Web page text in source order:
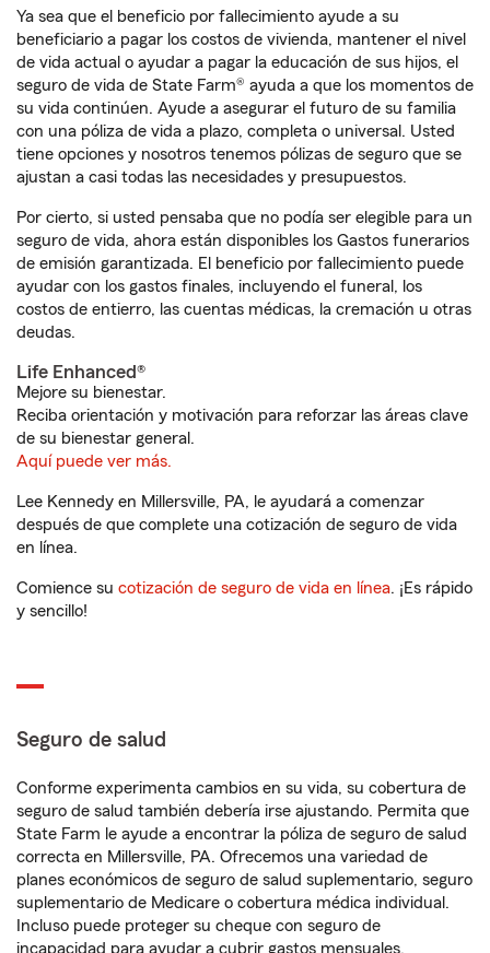
Ya sea que el beneficio por fallecimiento ayude a su
beneficiario a pagar los costos de vivienda, mantener el nivel
de vida actual o ayudar a pagar la educación de sus hijos, el
seguro de vida de State Farm® ayuda a que los momentos de
su vida continúen. Ayude a asegurar el futuro de su familia
con una póliza de vida a plazo, completa o universal. Usted
tiene opciones y nosotros tenemos pólizas de seguro que se
ajustan a casi todas las necesidades y presupuestos.
Por cierto, si usted pensaba que no podía ser elegible para un
seguro de vida, ahora están disponibles los Gastos funerarios
de emisión garantizada. El beneficio por fallecimiento puede
ayudar con los gastos finales, incluyendo el funeral, los
costos de entierro, las cuentas médicas, la cremación u otras
deudas.
Life Enhanced®
Mejore su bienestar.
Reciba orientación y motivación para reforzar las áreas clave
de su bienestar general.
Aquí puede ver más.
Lee Kennedy en Millersville, PA, le ayudará a comenzar
después de que complete una cotización de seguro de vida
en línea.
Comience su cotización de seguro de vida en línea. ¡Es rápido
y sencillo!
Seguro de salud
Conforme experimenta cambios en su vida, su cobertura de
seguro de salud también debería irse ajustando. Permita que
State Farm le ayude a encontrar la póliza de seguro de salud
correcta en Millersville, PA. Ofrecemos una variedad de
planes económicos de seguro de salud suplementario, seguro
suplementario de Medicare o cobertura médica individual.
Incluso puede proteger su cheque con seguro de
incapacidad para ayudar a cubrir gastos mensuales.